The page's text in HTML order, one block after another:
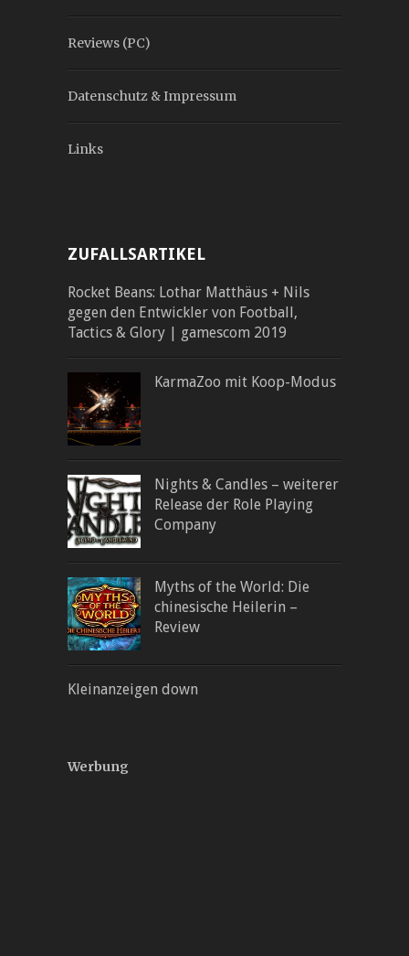
Reviews (PC)
Datenschutz & Impressum
Links
ZUFALLSARTIKEL
Rocket Beans: Lothar Matthäus + Nils
gegen den Entwickler von Football,
Tactics & Glory | gamescom 2019
KarmaZoo mit Koop-Modus
Nights & Candles – weiterer
Release der Role Playing
Company
Myths of the World: Die
chinesische Heilerin –
Review
Kleinanzeigen down
Werbung